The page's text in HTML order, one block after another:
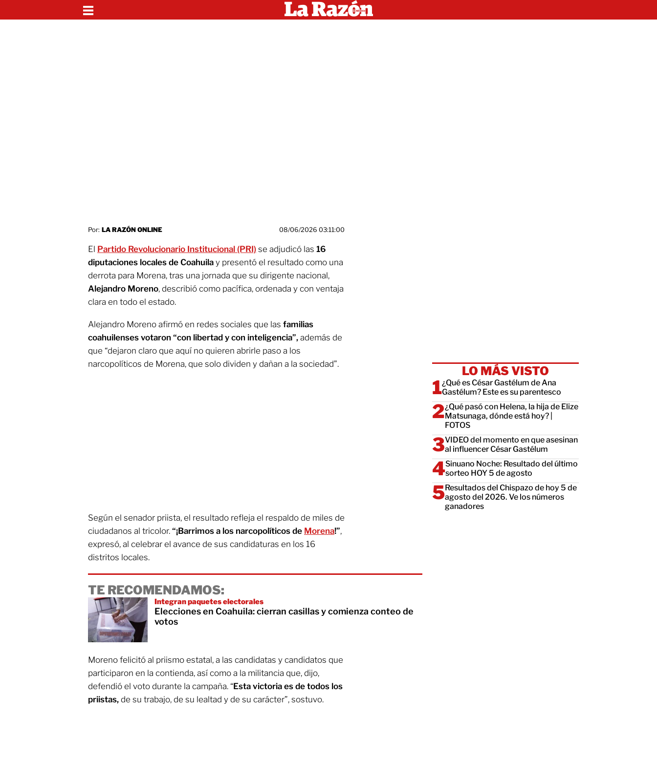
Por: LA RAZÓN ONLINE 08/06/2026 03:11:00
El Partido Revolucionario Institucional (PRI) se adjudicó las 16
diputaciones locales de Coahuila y presentó el resultado como una
derrota para Morena, tras una jornada que su dirigente nacional,
Alejandro Moreno, describió como pacífica, ordenada y con ventaja
clara en todo el estado.
Alejandro Moreno afirmó en redes sociales que las familias
coahuilenses votaron “con libertad y con inteligencia”, además de
que “dejaron claro que aquí no quieren abrirle paso a los
narcopolíticos de Morena, que solo dividen y dañan a la sociedad”.
Según el senador priista, el resultado refleja el respaldo de miles de
ciudadanos al tricolor. “¡Barrimos a los narcopolíticos de Morena!”,
expresó, al celebrar el avance de sus candidaturas en los 16
distritos locales.
TE RECOMENDAMOS:
Integran paquetes electorales
Elecciones en Coahuila: cierran casillas y comienza conteo de
votos
Moreno felicitó al priismo estatal, a las candidatas y candidatos que
participaron en la contienda, así como a la militancia que, dijo,
defendió el voto durante la campaña. “Esta victoria es de todos los
priistas, de su trabajo, de su lealtad y de su carácter”, sostuvo.
LO MÁS VISTO
¿Qué es César Gastélum de Ana
Gastélum? Este es su parentesco
¿Qué pasó con Helena, la hija de Elize
Matsunaga, dónde está hoy? |
FOTOS
VIDEO del momento en que asesinan
al influencer César Gastélum
Sinuano Noche: Resultado del último
sorteo HOY 5 de agosto
Resultados del Chispazo de hoy 5 de
agosto del 2026. Ve los números
ganadores